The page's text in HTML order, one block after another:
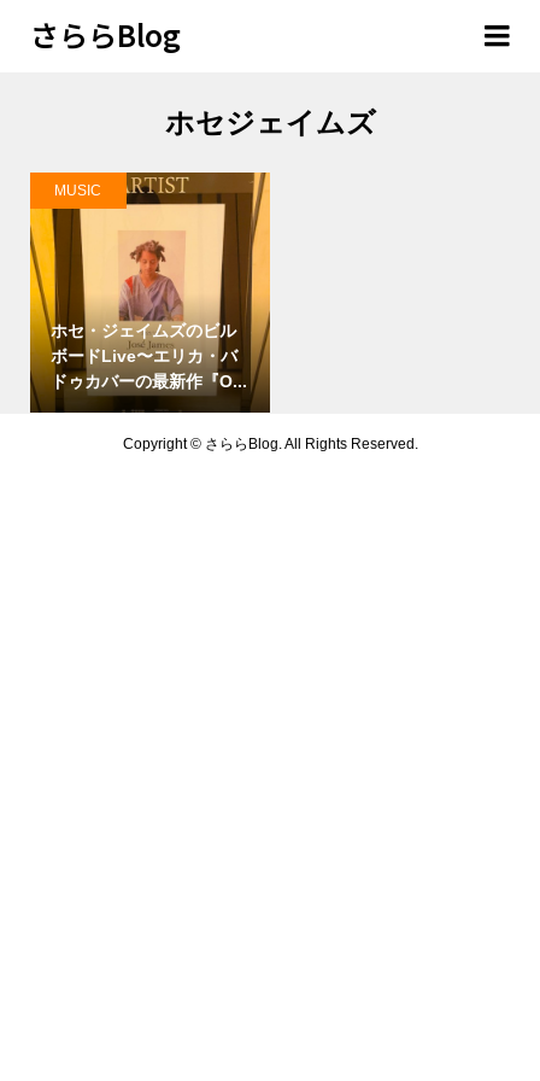
さららBlog
ホセジェイムズ
ホセ・ジェイムズのビル
ボードLive〜エリカ・バ
ドゥカバーの最新作『O...
MUSIC
Copyright ©さららBlog. All Rights Reserved.